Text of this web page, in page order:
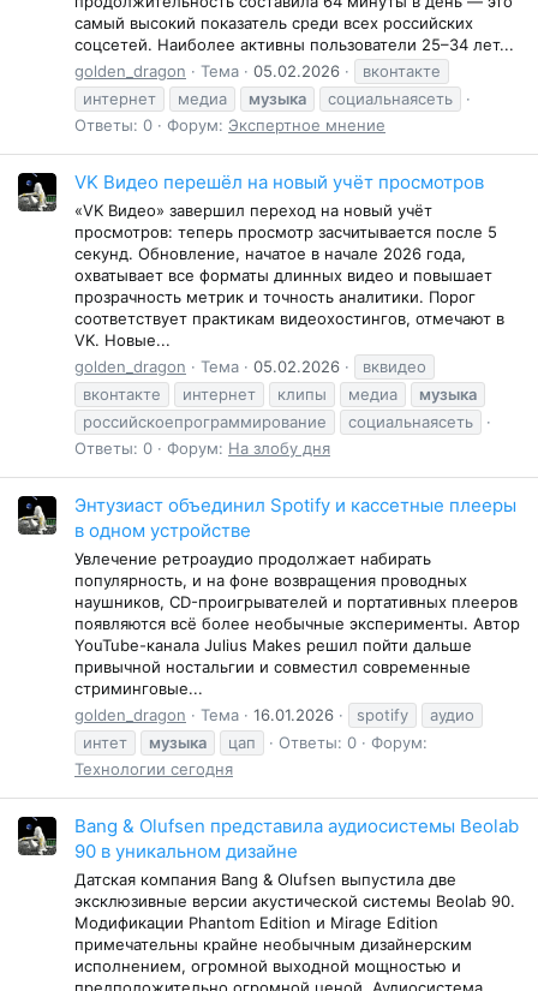
самый высокий показатель среди всех российских
соцсетей. Наиболее активны пользователи 25–34 лет...
golden_dragon
Тема 05.02.2026
вконтакте
интернет
медиа музыка
социальнаясеть
Ответы: 0
Форум: Экспертное мнение
VK Видео перешёл на новый учёт просмотров
«VK Видео» завершил переход на новый учёт
просмотров: теперь просмотр засчитывается после 5
секунд. Обновление, начатое в начале 2026 года,
охватывает все форматы длинных видео и повышает
прозрачность метрик и точность аналитики. Порог
соответствует практикам видеохостингов, отмечают в
VK. Новые...
golden_dragon
Тема 05.02.2026
вквидео
вконтакте
интернет клипы медиа
музыка
российскоепрограммирование
социальнаясеть
Ответы: 0
Форум: На злобу дня
Энтузиаст объединил Spotify и кассетные плееры
в одном устройстве
Увлечение ретроаудио продолжает набирать
популярность, и на фоне возвращения проводных
наушников, CD-проигрывателей и портативных плееров
появляются всё более необычные эксперименты. Автор
YouTube-канала Julius Makes решил пойти дальше
привычной ностальгии и совместил современные
стриминговые...
golden_dragon
Тема 16.01.2026 spotify
аудио
интет
музыка цап Ответы: 0
Форум:
Технологии сегодня
Bang & Olufsen представила аудиосистемы Beolab
90 в уникальном дизайне
Датская компания Bang & Olufsen выпустила две
эксклюзивные версии акустической системы Beolab 90.
Модификации Phantom Edition и Mirage Edition
примечательны крайне необычным дизайнерским
исполнением, огромной выходной мощностью и
предположительно огромной ценой. Аудиосистема